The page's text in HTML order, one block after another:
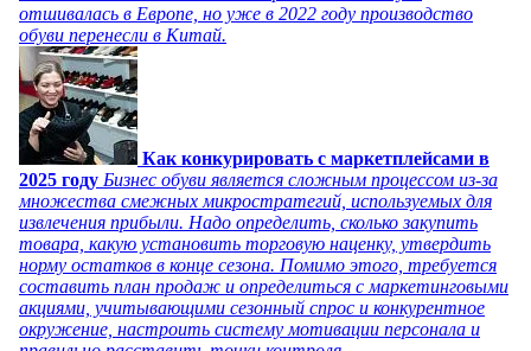
отшивалась в Европе, но уже в 2022 году производство
обуви перенесли в Китай.
Как конкурировать с маркетплейсами в
2025 году Бизнес обуви является сложным процессом из-за
множества смежных микростратегий, используемых для
извлечения прибыли. Надо определить, сколько закупить
товара, какую установить торговую наценку, утвердить
норму остатков в конце сезона. Помимо этого, требуется
составить план продаж и определиться с маркетинговыми
акциями, учитывающими сезонный спрос и конкурентное
окружение, настроить систему мотивации персонала и